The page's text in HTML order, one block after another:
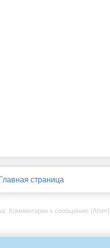
Главная страница
Комментарии к сообщению (Atom)